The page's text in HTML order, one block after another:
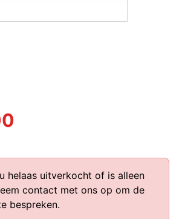
helaas uitverkocht of is alleen
contact met ons op om de
bespreken.